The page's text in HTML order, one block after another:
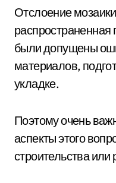
Отслоение
были допущены
материалов,
укладке.
Поэтому очень
аспекты этого
строительства